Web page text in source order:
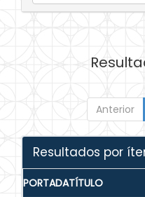
Anterior
Resultados por
PORTADATÍTULO